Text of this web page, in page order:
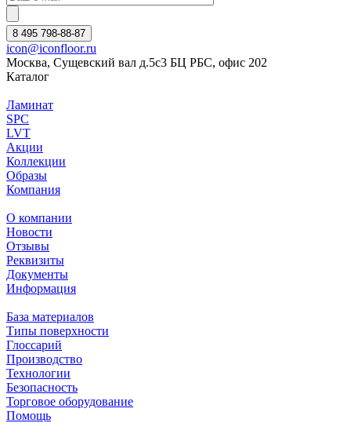
8 495 798-88-87
icon@iconfloor.ru
Москва, Сущевский вал д.5с3 БЦ РБС, офис 202
Каталог
Ламинат
SPC
LVT
Акции
Коллекции
Образы
Компания
О компании
Новости
Отзывы
Реквизиты
Документы
Информация
База материалов
Типы поверхности
Глоссарий
Производство
Технологии
Безопасность
Торговое оборудование
Помощь